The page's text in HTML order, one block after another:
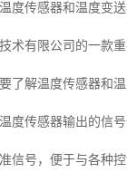
度传感器和温度变
术有限公司的一款
了解温度传感器和
度传感器输出的信
信号，便于与各种控